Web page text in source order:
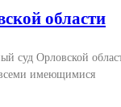
области
суд Орловской
всеми имеющимися